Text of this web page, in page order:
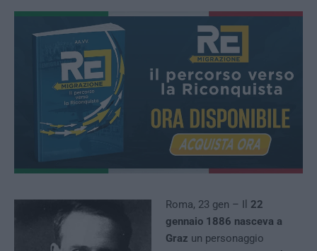
Roma, 23 gen – Il 22
gennaio 1886 nasceva a
Graz un personaggio